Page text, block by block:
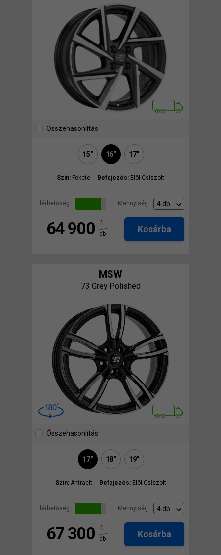
Összehasonlítás
15" 16" 17"
Szín: Fekete Befejezés: Elöl Csiszolt
Elérhetőség: Mennyiség:
64 900
ft
db
Kosárba
MSW
73 Grey Polished
Összehasonlítás
17" 18" 19"
Szín: Antracit Befejezés: Elöl Csiszolt
Elérhetőség: Mennyiség:
67 300
ft
db
Kosárba